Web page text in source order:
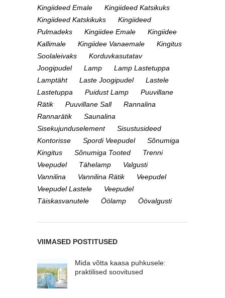
Kingiideed Emale
Kingiideed Katsikuks
Kingiideed Katskikuks
Kingiideed
Pulmadeks
Kingiidee Emale
Kingiidee
Kallimale
Kingiidee Vanaemale
Kingitus
Soolaleivaks
Korduvkasutatav
Joogipudel
Lamp
Lamp Lastetuppa
Lamptäht
Laste Joogipudel
Lastele
Lastetuppa
Puidust Lamp
Puuvillane
Rätik
Puuvillane Sall
Rannalina
Rannarätik
Saunalina
Sisekujunduselement
Sisustusideed
Kontorisse
Spordi Veepudel
Sõnumiga
Kingitus
Sõnumiga Tooted
Trenni
Veepudel
Tähelamp
Valgusti
Vannilina
Vannilina Rätik
Veepudel
Veepudel Lastele
Veepudel
Täiskasvanutele
Öölamp Öövalgusti
VIIMASED POSTITUSED
Mida võtta kaasa puhkusele:
praktilised soovitused